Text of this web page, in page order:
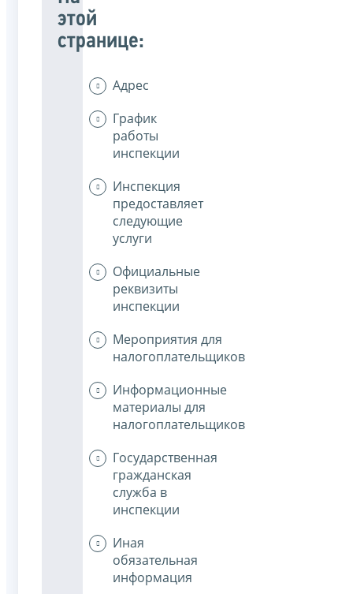
этой
странице:
Адрес
График
работы
инспекции
Инспекция
предоставляет
следующие
услуги
Официальные
реквизиты
инспекции
Мероприятия для
налогоплательщиков
Информационные
материалы для
налогоплательщиков
Государственная
гражданская
служба в
инспекции
Иная
обязательная
информация